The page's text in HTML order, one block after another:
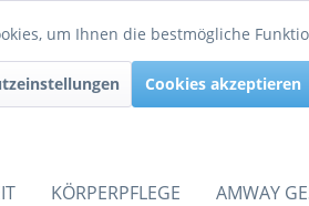
KÖRPERPFLEGE AMWAY
um Ihnen die bestmögliche
Cookies akzeptieren